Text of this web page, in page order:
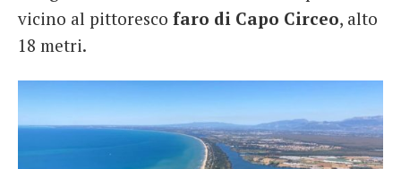
vicino al pittoresco faro di Capo Circeo, alto
18 metri.